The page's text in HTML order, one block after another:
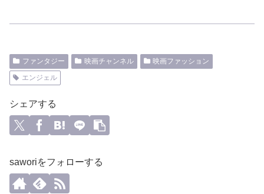
ファンタジー 映画チャンネル
映画ファッション
エンジェル
シェアする
saworiをフォローする